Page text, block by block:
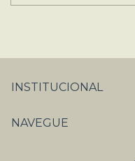
INSTITUCIONAL
NAVEGUE